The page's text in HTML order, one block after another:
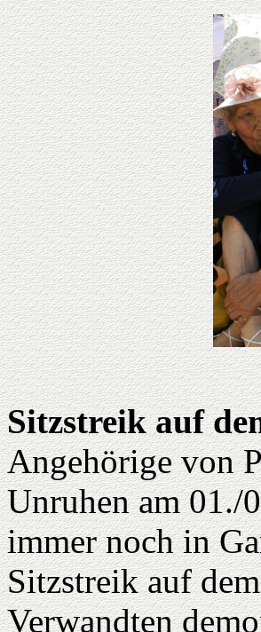
Sitzstreik auf
Angehörige von
Unruhen am 01./
immer noch in
Sitzstreik auf
Verwandten